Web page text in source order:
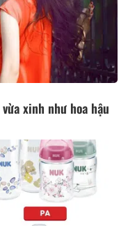
xinh như hoa hậu